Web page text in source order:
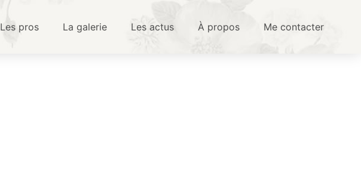
Les pros La galerie Les actus À propos Me contacter